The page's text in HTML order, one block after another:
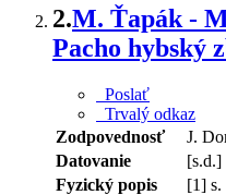
2.M. Ťapák -
Pacho hybský
Poslať
Trvalý odkaz
Zodpovednosť
J.
Datovanie
[s.d.]
Fyzický popis
[1] s.